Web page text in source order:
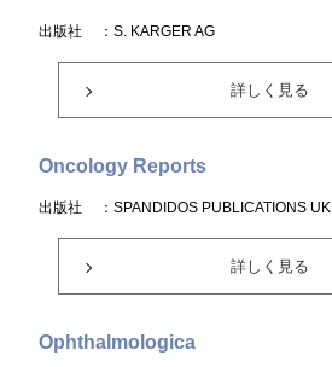
出版社 ：S. KARGER AG
詳しく見る
Oncology Reports
出版社 ：SPANDIDOS PUBLICATIONS UK
詳しく見る
Ophthalmologica